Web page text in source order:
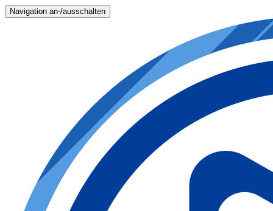
Navigation an-/ausschalten